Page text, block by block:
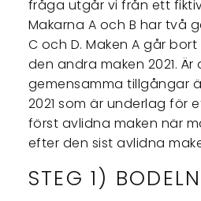
fråga utgår vi från ett
Makarna A och B har två
C och D. Maken A går
den andra maken 2021.
gemensamma tillgångar
2021 som är underlag för
först avlidna maken när
efter den sist avlidna
STEG 1)